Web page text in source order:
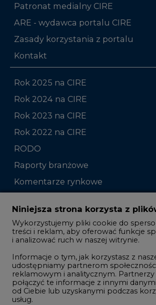
Patronat medialny CIRE
ARE - wydawca portalu CIRE
Zasady korzystania z portalu
Kontakt
Rok 2025 na CIRE
Rok 2024 na CIRE
Rok 2023 na CIRE
Rok 2022 na CIRE
RODO
Raporty branżowe
Komentarze rynkowe
Zmiany kadrowe na rynku
Studio CIRE
Rozmowy o energetyce
Gospodarka
Geopolityka
LTE450
Niniejsza strona korzysta z
Wykorzystujemy pliki cookie do
treści i reklam, aby oferować funkcje
i analizować ruch w naszej witrynie.
Informacje o tym, jak korzystasz z
udostępniamy partnerom
reklamowym i analitycznym.
połączyć te informacje z innymi
od Ciebie lub uzyskanymi podczas
usług.